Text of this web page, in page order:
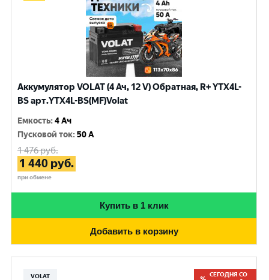
Аккумулятор VOLAT (4 Ач, 12 V) Обратная, R+ YTX4L-
BS арт.YTX4L-BS(MF)Volat
Емкость:4 Ач
Пусковой ток:50 A
1 476руб.
1 440 руб.
при обмене
Купить в 1 клик
Добавить в корзину
VOLAT
СЕГОДНЯ СО